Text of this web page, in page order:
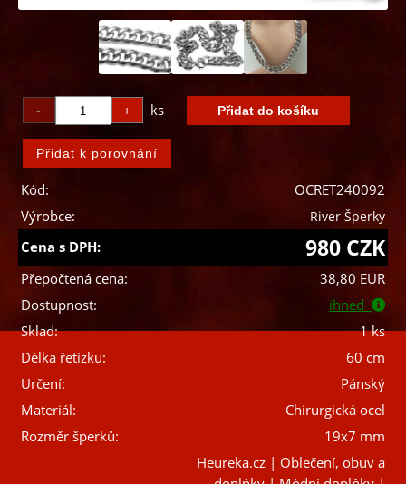
ks
Kód:
OCRET240092
Výrobce:
River Šperky
Cena s DPH: 980 CZK
Přepočtená cena:
38,80 EUR
Dostupnost:
ihned
Sklad:
1 ks
Délka řetízku:
60 cm
Určení:
Pánský
Materiál:
Chirurgická ocel
Rozměr šperků:
19x7 mm
Heureka.cz | Oblečení, obuv a